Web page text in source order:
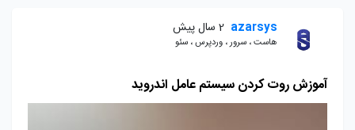
azarsys 2 سال پیش
هاست ، سرور ، وردپرس ، سئو
آموزش روت کردن سیستم عامل اندروید